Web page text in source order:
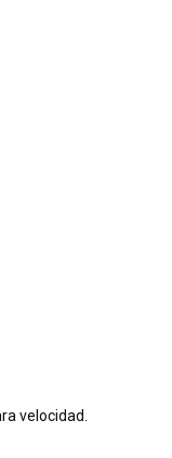
velocidad.